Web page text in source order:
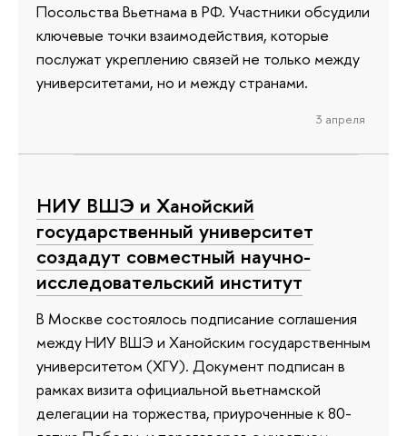
Посольства Вьетнама в РФ. Участники обсудили
ключевые точки взаимодействия, которые
послужат укреплению связей не только между
университетами, но и между странами.
3 апреля
НИУ ВШЭ и Ханойский
государственный университет
создадут совместный научно-
исследовательский институт
В Москве состоялось подписание соглашения
между НИУ ВШЭ и Ханойским государственным
университетом (ХГУ). Документ подписан в
рамках визита официальной вьетнамской
делегации на торжества, приуроченные к 80-